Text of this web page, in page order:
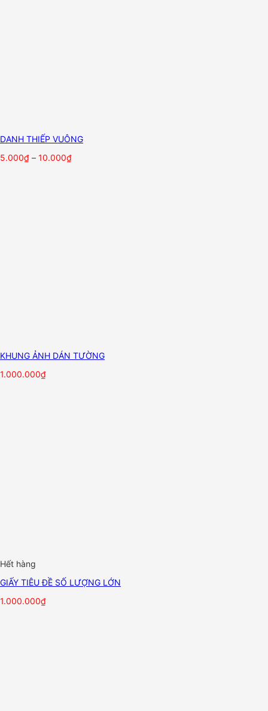
DANH THIẾP VUÔNG
5.000₫ – 10.000₫
KHUNG ẢNH DÁN TƯỜNG
1.000.000₫
Hết hàng
GIẤY TIÊU ĐỀ SỐ LƯỢNG LỚN
1.000.000₫